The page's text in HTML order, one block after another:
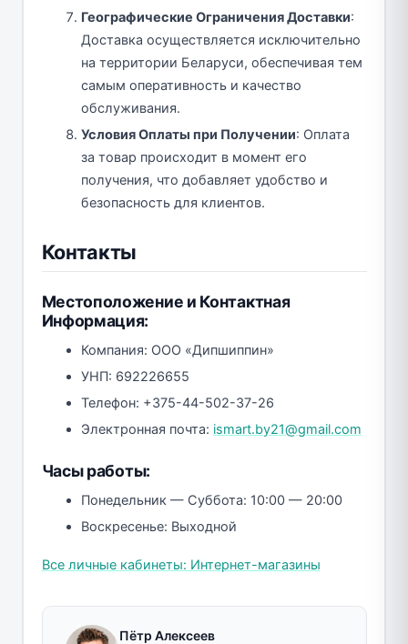
Географические Ограничения Доставки:
Доставка осуществляется исключительно
на территории Беларуси, обеспечивая тем
самым оперативность и качество
обслуживания.
Условия Оплаты при Получении: Оплата
за товар происходит в момент его
получения, что добавляет удобство и
безопасность для клиентов.
Контакты
Местоположение и Контактная
Информация:
Компания: ООО «Дипшиппин»
УНП: 692226655
Телефон: +375-44-502-37-26
Электронная почта: ismart.by21@gmail.com
Часы работы:
Понедельник — Суббота: 10:00 — 20:00
Воскресенье: Выходной
Все личные кабинеты: Интернет-магазины
Пётр Алексеев